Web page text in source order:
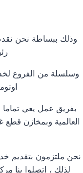
وذلك ببساطة نحن
وسلسلة من الفروع
بفريق عمل يعي
العالمية وبمخازن قطع
نحن ملتزمون بتقديم
لذلك ، اتصلوا بنا